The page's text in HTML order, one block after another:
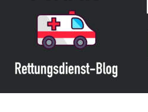
Leitlinie „Bauchschmerz bei Kindern
Diagnostik“ der GPR
Leitlinie „Erbrechen im Kindes- und
Diagnostik“ der GPR
Leitlinie „Kopfschmerzen bei Kindern
Diagnostik“ der GPR